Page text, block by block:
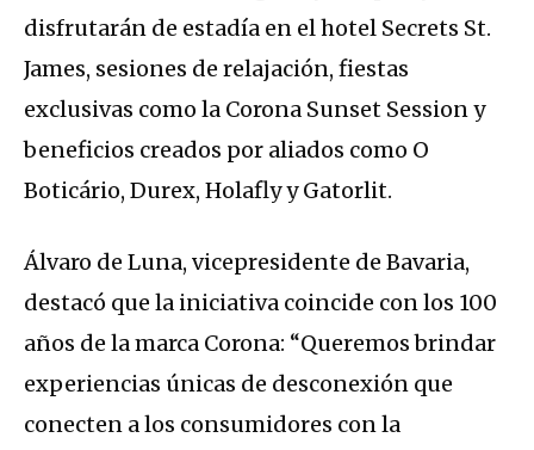
disfrutarán de estadía en el hotel Secrets St.
James, sesiones de relajación, fiestas
exclusivas como la Corona Sunset Session y
beneficios creados por aliados como O
Boticário, Durex, Holafly y Gatorlit.
Álvaro de Luna, vicepresidente de Bavaria,
destacó que la iniciativa coincide con los 100
años de la marca Corona: “Queremos brindar
experiencias únicas de desconexión que
conecten a los consumidores con la